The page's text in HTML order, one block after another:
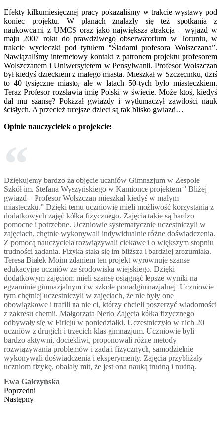
Efekty kilkumiesięcznej pracy pokazaliśmy w trakcie wystawy pod
koniec projektu. W planach znalazły się też spotkania z
naukowcami z UMCS oraz jako największa atrakcja – wyjazd w
maju 2007 roku do prawdziwego obserwatorium w Toruniu, w
trakcie wycieczki pod tytułem “Śladami profesora Wolszczana”.
Nawiązaliśmy internetowy kontakt z patronem projektu profesorem
Wolszczanem i Uniwersytetem w Pensylwanii. Profesor Wolszczan
był kiedyś dzieckiem z małego miasta. Mieszkał w Szczecinku, dziś
to 40 tysięczne miasto, ale w latach 50-tych było miasteczkiem.
Teraz Profesor rozsławia imię Polski w świecie. Może ktoś, kiedyś
dał mu szansę? Pokazał gwiazdy i wytłumaczył zawiłości nauk
ścisłych. A przecież tutejsze dzieci są tak blisko gwiazd…
Opinie nauczycielek o projekcie:
Dziękujemy bardzo za objęcie uczniów Gimnazjum w Zespole
Szkół im. Stefana Wyszyńskiego w Kamionce projektem ” Bliżej
gwiazd – Profesor Wolszczan mieszkał kiedyś w małym
miasteczku.” Dzięki temu uczniowie mieli możliwość korzystania z
dodatkowych zajęć kółka fizycznego. Zajęcia takie są bardzo
pomocne i potrzebne. Uczniowie systematycznie uczestniczyli w
zajęciach, chętnie wykonywali indywidualnie różne doświadczenia.
Z pomocą nauczyciela rozwiązywali ciekawe i o większym stopniu
trudności zadania. Fizyka stała się im bliższa i bardziej zrozumiała.
Teresa Białek Moim zdaniem ten projekt wyrównuje szanse
edukacyjne uczniów ze środowiska wiejskiego. Dzięki
dodatkowym zajęciom mieli szansę osiągnąć lepsze wyniki na
egzaminie gimnazjalnym i w szkole ponadgimnazjalnej. Uczniowie
tym chętniej uczestniczyli w zajęciach, że nie były one
obowiązkowe i trafili na nie ci, którzy chcieli poszerzyć wiadomości
z zakresu chemii. Małgorzata Nerlo Zajęcia kółka fizycznego
odbywały się w Firleju w poniedziałki. Uczestniczyło w nich 20
uczniów z drugich i trzecich klas gimnazjum. Uczniowie byli
bardzo aktywni, dociekliwi, proponowali różne metody
rozwiązywania problemów i zadań fizycznych, samodzielnie
wykonywali doświadczenia i eksperymenty. Zajęcia przybliżały
uczniom fizykę, obalały mit, że jest ona nauką trudną i nudną.
Ewa Gałczyńska
Poprzedni
Następny